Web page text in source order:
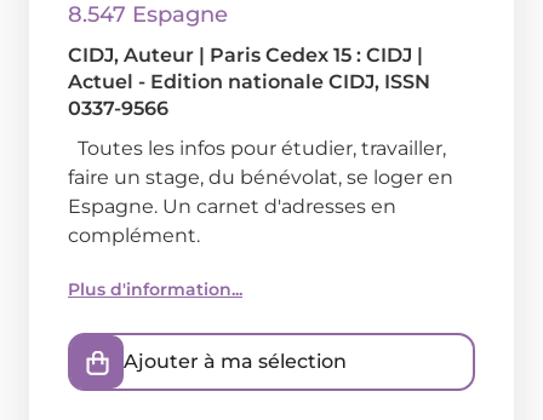
8.547 Espagne
CIDJ, Auteur | Paris Cedex 15 : CIDJ |
Actuel - Edition nationale CIDJ, ISSN
0337-9566
Toutes les infos pour étudier, travailler,
faire un stage, du bénévolat, se loger en
Espagne. Un carnet d'adresses en
complément.
Plus d'information...
Ajouter à ma sélection